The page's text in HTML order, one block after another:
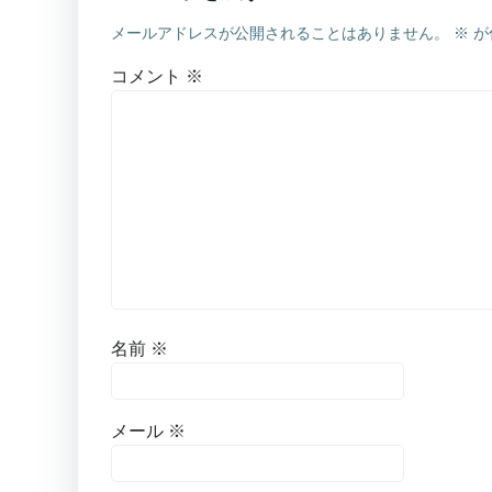
メールアドレスが公開されることはありません。 ※
コメント ※
名前 ※
メール ※